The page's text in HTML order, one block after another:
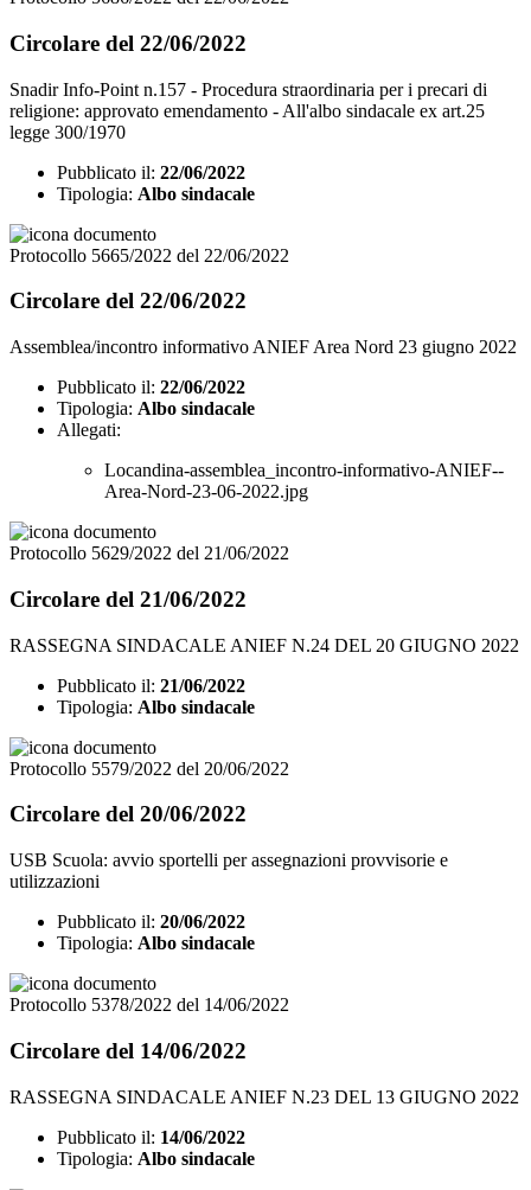
Circolare del 22/06/2022
Snadir Info-Point n.157 - Procedura straordinaria per i precari di
religione: approvato emendamento - All'albo sindacale ex art.25
legge 300/1970
Pubblicato il: 22/06/2022
Tipologia: Albo sindacale
Protocollo 5665/2022 del 22/06/2022
Circolare del 22/06/2022
Assemblea/incontro informativo ANIEF Area Nord 23 giugno 2022
Pubblicato il: 22/06/2022
Tipologia: Albo sindacale
Allegati:
Locandina-assemblea_incontro-informativo-ANIEF--
Area-Nord-23-06-2022.jpg
Protocollo 5629/2022 del 21/06/2022
Circolare del 21/06/2022
RASSEGNA SINDACALE ANIEF N.24 DEL 20 GIUGNO 2022
Pubblicato il: 21/06/2022
Tipologia: Albo sindacale
Protocollo 5579/2022 del 20/06/2022
Circolare del 20/06/2022
USB Scuola: avvio sportelli per assegnazioni provvisorie e
utilizzazioni
Pubblicato il: 20/06/2022
Tipologia: Albo sindacale
Protocollo 5378/2022 del 14/06/2022
Circolare del 14/06/2022
RASSEGNA SINDACALE ANIEF N.23 DEL 13 GIUGNO 2022
Pubblicato il: 14/06/2022
Tipologia: Albo sindacale